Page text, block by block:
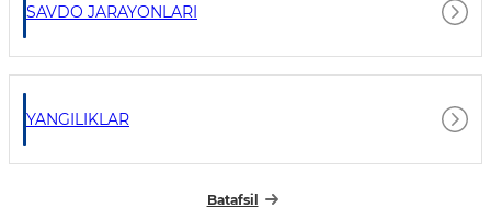
SAVDO JARAYONLARI
YANGILIKLAR
Batafsil